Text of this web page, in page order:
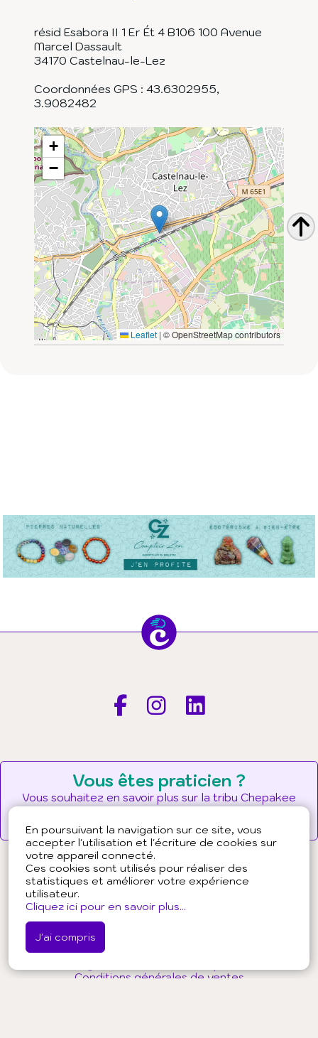
En poursuivant la navigation sur ce site, vous
accepter l'utilisation et l'écriture de cookies sur
votre appareil connecté.
Ces cookies sont utilisés pour réaliser des
statistiques et améliorer votre expérience
utilisateur.
Cliquez ici pour en savoir plus...
J'ai compris
résid Esabora II 1 Er Ét 4 B106 100 Avenue
Marcel Dassault
34170 Castelnau-le-Lez
Coordonnées GPS : 43.6302955,
3.9082482
+
−
Leaflet | © OpenStreetMap contributors
Vous êtes praticien ?
Vous souhaitez en savoir plus sur la tribu Chepakee
?
Pourquoi et comment adhérer ?
Conditions générales d'utilisation - public
Conditions générales de ventes